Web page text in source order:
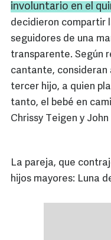
involuntario en el
decidieron compartir
seguidores de una
transparente. Según
cantante, consideran
tercer hijo, a quien
tanto, el bebé en
Chrissy Teigen y
La pareja, que
hijos mayores: Luna